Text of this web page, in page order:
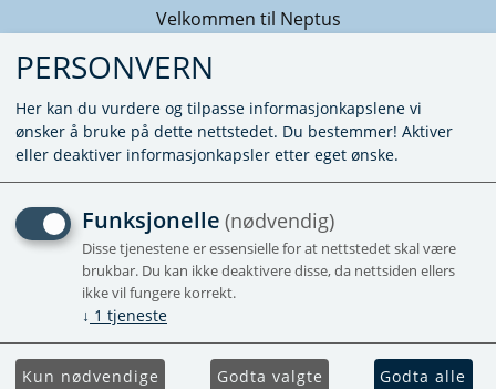
Velkommen til Neptus
QUQUQ CAMPINGBOX
BUSBOX-2 - KOMPLETT
PAKKE
Inkludert Alpicool cooler, stoler og bord
PERSONVERN
Her kan du vurdere og tilpasse informasjonkapslene vi
ønsker å bruke på dette nettstedet. Du bestemmer! Aktiver
eller deaktiver informasjonkapsler etter eget ønske.
Funksjonelle (nødvendig)
Disse tjenestene er essensielle for at nettstedet skal være
brukbar. Du kan ikke deaktivere disse, da nettsiden ellers
ikke vil fungere korrekt.
↓ 1 tjeneste
Kun nødvendige Godta valgte Godta alle